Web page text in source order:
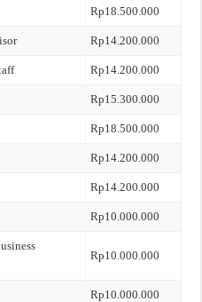
Rp18.500.000
Rp14.200.000
Rp14.200.000
Rp15.300.000
Rp18.500.000
Rp14.200.000
Rp14.200.000
Rp10.000.000
Rp10.000.000
Rp10.000.000